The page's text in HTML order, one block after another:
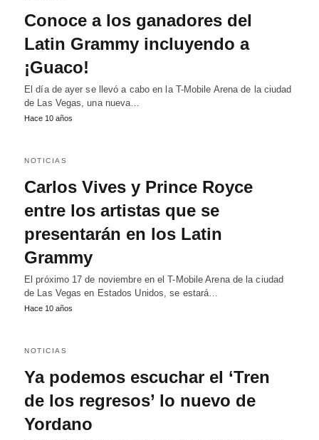
Conoce a los ganadores del
Latin Grammy incluyendo a
¡Guaco!
El día de ayer se llevó a cabo en la T-Mobile Arena de la ciudad
de Las Vegas, una nueva…
Hace 10 años
NOTICIAS
Carlos Vives y Prince Royce
entre los artistas que se
presentarán en los Latin
Grammy
El próximo 17 de noviembre en el T-Mobile Arena de la ciudad
de Las Vegas en Estados Unidos, se estará…
Hace 10 años
NOTICIAS
Ya podemos escuchar el ‘Tren
de los regresos’ lo nuevo de
Yordano